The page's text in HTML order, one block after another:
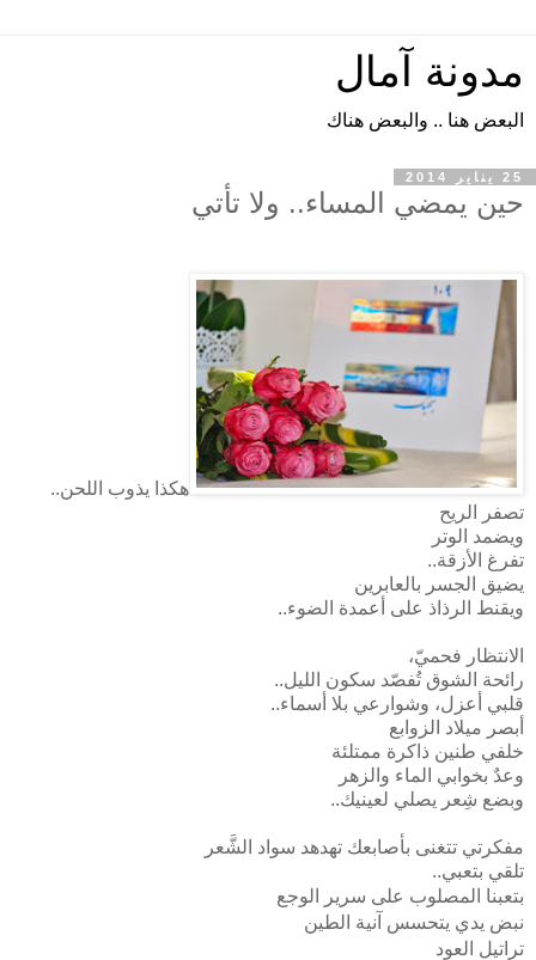
مدونة آمال
البعض هنا .. والبعض هناك
25 يناير 2014
حين يمضي المساء.. ولا تأتي
هكذا يذوب اللحن..
تصفر الريح
ويضمد الوتر
تفرغ الأزقة..
يضيق الجسر بالعابرين
ويقنط الرذاذ على أعمدة الضوء..
الانتظار فحميّ،
رائحة الشوق تُفصّد سكون الليل..
قلبي أعزل، وشوارعي بلا أسماء..
أبصر ميلاد الزوابع
خلفي طنين ذاكرة ممتلئة
وعدٌ بخوابي الماء والزهر
وبضع شِعر يصلي لعينيك..
مفكرتي تتغنى بأصابعك تهدهد سواد الشَّعر
تلقي بتعبي..
بتعبنا المصلوب على سرير الوجع
نبض يدي يتحسس آنية الطين
تراتيل العود